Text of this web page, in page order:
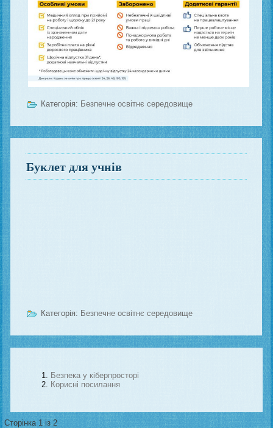
Категорія: Безпечне освітнє середовище
Буклет для учнів
Категорія: Безпечне освітнє середовище
Безпека у кіберпросторі
Корисні посилання
Сторінка 1 із 2